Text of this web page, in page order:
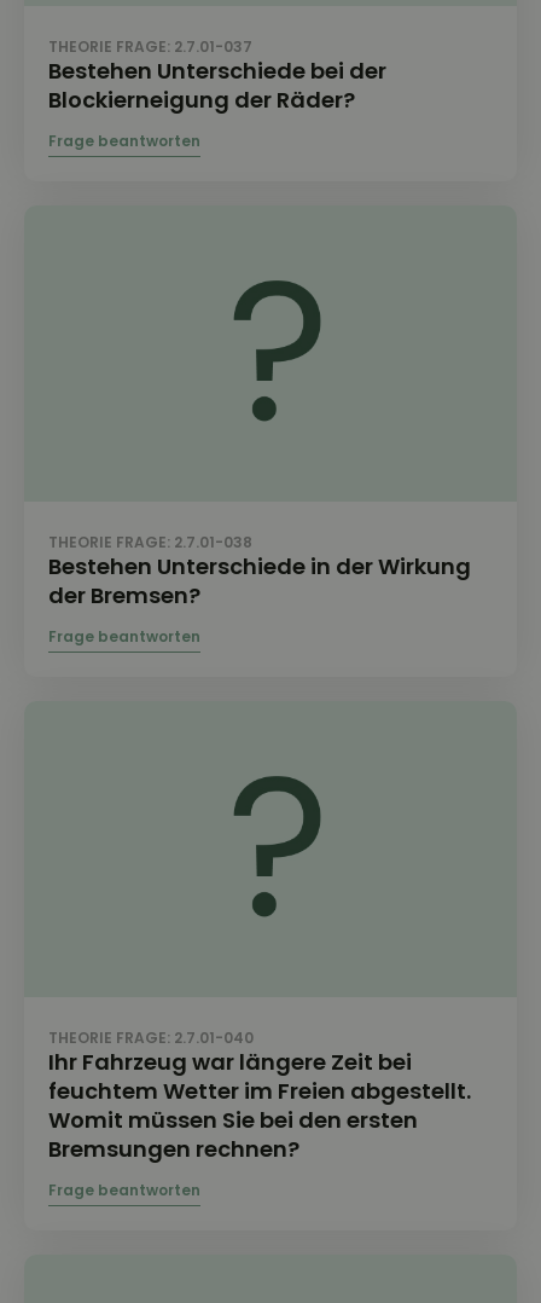
THEORIE FRAGE: 2.7.01-037
Bestehen Unterschiede bei der
Blockierneigung der Räder?
THEORIE FRAGE: 2.7.01-038
Bestehen Unterschiede in der Wirkung
der Bremsen?
THEORIE FRAGE: 2.7.01-040
Ihr Fahrzeug war längere Zeit bei
feuchtem Wetter im Freien abgestellt.
Womit müssen Sie bei den ersten
Bremsungen rechnen?